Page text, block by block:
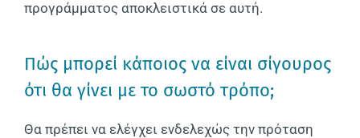
προγράμματος αποκλειστικά σε αυτή.
Πώς μπορεί κάποιος να είναι σίγουρος
ότι θα γίνει με το σωστό τρόπο;
Θα πρέπει να ελέγχει ενδελεχώς την πρόταση